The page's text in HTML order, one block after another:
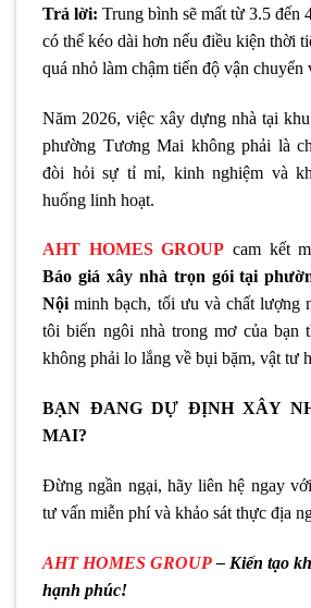
Trả lời: Trung bình sẽ mất từ 3.5 đến
có thể kéo dài hơn nếu điều kiện thời
quá nhỏ làm chậm tiến độ vận chuyển
Năm 2026, việc xây dựng nhà tại
phường Tương Mai không phải là
đòi hỏi sự tỉ mỉ, kinh nghiệm và
huống linh hoạt.
AHT HOMES GROUP cam kết
Báo giá xây nhà trọn gói tại
Nộiminh bạch, tối ưu và chất lượng
tôi biến ngôi nhà trong mơ của bạn
không phải lo lắng về bụi bặm, vật tư
BẠN ĐANG DỰ ĐỊNH XÂY
MAI?
Đừng ngần ngại, hãy liên hệ ngay
tư vấn miễn phí và khảo sát thực địa
AHT HOMES GROUP– Kiến tạo
hạnh phúc!